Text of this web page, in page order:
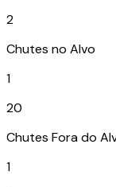
2
Chutes no Alvo
1
20
Chutes Fora do
1